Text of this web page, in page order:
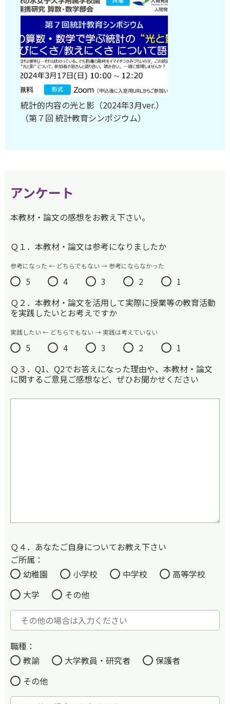
統計的内容の光と影（2024年3月ver.）
（第７回 統計教育シンポジウム）
アンケート
本教材・論文の感想をお教え下さい。
Ｑ１．本教材・論文は参考になりましたか
参考になった ← どちらでもない → 参考にならなかった
5 4 3 2
1
Ｑ２．本教材・論文を活用して実際に授業等の教育活動
を実践したいとお考えですか
実践したい ← どちらでもない → 実践は考えていない
5 4 3 2
1
Ｑ３．Q1、Q2でお答えになった理由や、本教材・論文
に関するご意見ご感想など、ぜひお聞かせください
Ｑ４．あなたご自身についてお教え下さい
ご所属：
幼稚園
小学校 中学校
高等学校
大学
その他
職種：
教諭
大学教員・研究者
保護者
その他